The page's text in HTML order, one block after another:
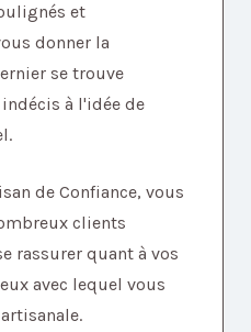
et
donner la
se trouve
à l'idée de
de Confiance, vous
clients
rassurer quant à vos
avec lequel vous